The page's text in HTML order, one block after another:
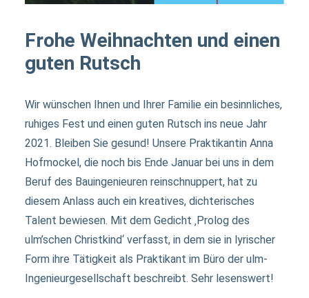
Frohe Weihnachten und einen
guten Rutsch
Wir wünschen Ihnen und Ihrer Familie ein besinnliches,
ruhiges Fest und einen guten Rutsch ins neue Jahr
2021. Bleiben Sie gesund! Unsere Praktikantin Anna
Hofmockel, die noch bis Ende Januar bei uns in dem
Beruf des Bauingenieuren reinschnuppert, hat zu
diesem Anlass auch ein kreatives, dichterisches
Talent bewiesen. Mit dem Gedicht ‚Prolog des
ulm’schen Christkind‘ verfasst, in dem sie in lyrischer
Form ihre Tätigkeit als Praktikant im Büro der ulm-
Ingenieurgesellschaft beschreibt. Sehr lesenswert!